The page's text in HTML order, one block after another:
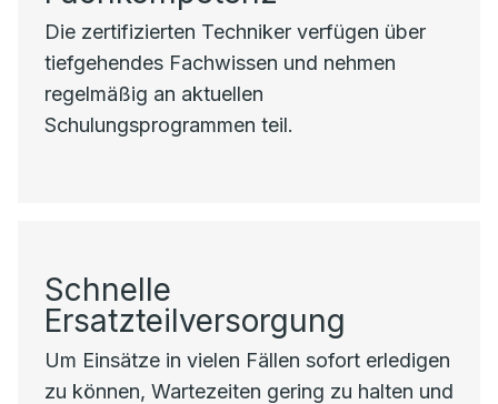
Die zertifizierten Techniker verfügen über
tiefgehendes Fachwissen und nehmen
regelmäßig an aktuellen
Schulungsprogrammen teil.
Schnelle
Ersatzteilversorgung
Um Einsätze in vielen Fällen sofort erledigen
zu können, Wartezeiten gering zu halten und